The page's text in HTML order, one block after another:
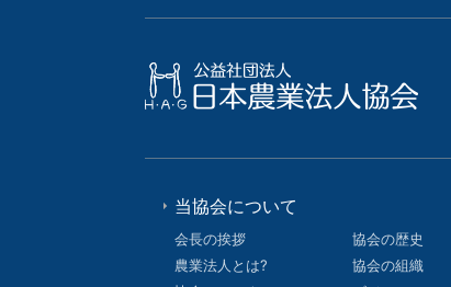
当協会について
会長の挨拶
協会の歴史
農業法人とは?
協会の組織